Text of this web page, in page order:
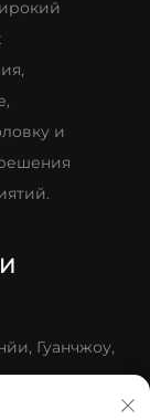
и
Гуанчжоу,